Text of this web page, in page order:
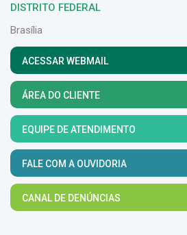
DISTRITO FEDERAL
Brasília
ACESSAR WEBMAIL
ÁREA DO CLIENTE
EQUIPE DE ATENDIMENTO
FALE COM A OUVIDORIA
CANAL DE DENÚNCIAS